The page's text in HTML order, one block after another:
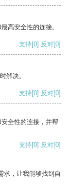
高安全性的连接。
支持[0] 反对[0]
解决。
支持[0] 反对[0]
全性的连接，并帮
支持[0] 反对[0]
求，让我能够找到自